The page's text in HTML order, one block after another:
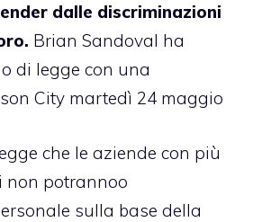
dalle discriminazioni
Brian Sandoval ha
di legge con una
City martedì 24 maggio
che le aziende con più
non potrannoo
sulla base della